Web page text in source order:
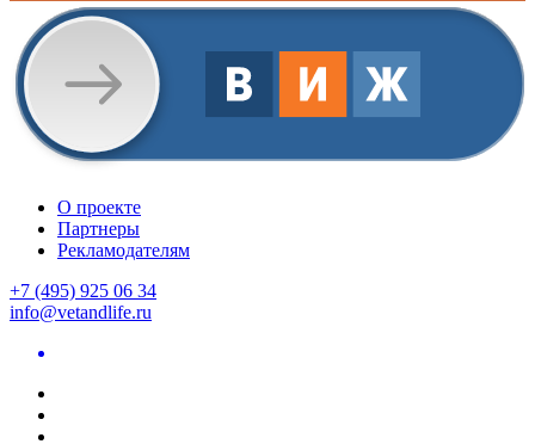
О проекте
Партнеры
Рекламодателям
+7 (495) 925 06 34
info@vetandlife.ru